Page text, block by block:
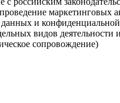
маркетинговых
и
видов
сопровождение)